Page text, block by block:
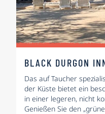
BLACK DURGON
Das auf Taucher
der Küste bietet ein
in einer legeren, nicht
Genießen Sie den